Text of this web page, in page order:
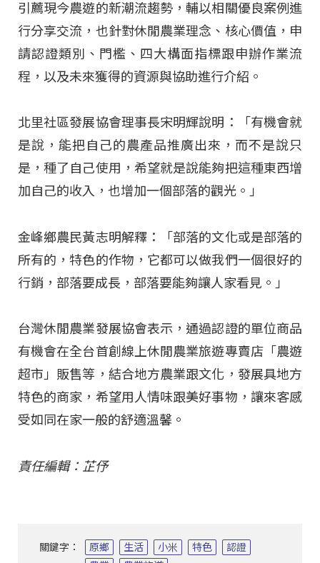
引薦現今農遊的新潮流趨勢，輔以相關優良案例進
行分享交流，也針對休閒農業理念、核心價值，申
請認證類別、門檻、四大構面指標跟申辦作業流
程，以及未來獲得的資源與協助進行介紹。
北里社區發展協會理事長宋明輝說明：「有機會就
是說，能把自己的農產品推廣出來，而不是說只
是，種了自己使用，希望就是說能夠把這種東西增
加自己的收入，也增加一個部落的觀光。」
金峰鄉農民黃志明解釋：「部落的文化或是部落的
所有的，特色的作物，它都可以做我們一個很好的
行銷，部落要成長，部落要能夠讓人家看見。」
台灣休閒農業發展協會表示，通過認證的單位商品
有機會在全台首創線上休閒農業旅遊專賣店「農遊
超市」販售等，結合地方農業跟文化，發展具地方
特色的商家，希望用人情味跟美好事物，讓來客感
受如同在家一般的舒適溫馨。
責任編輯：芷伃
關鍵字： 原鄉 生活 小米 特色
認證